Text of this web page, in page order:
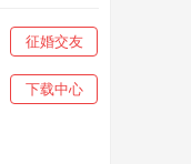
征婚交友
下载中心